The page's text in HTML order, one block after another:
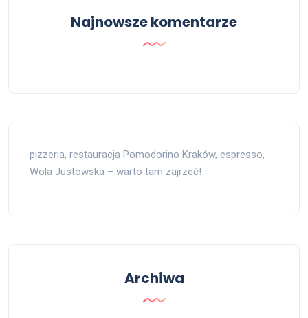
Najnowsze komentarze
pizzeria, restauracja Pomodorino Kraków, espresso,
Wola Justowska – warto tam zajrzeć!
Archiwa